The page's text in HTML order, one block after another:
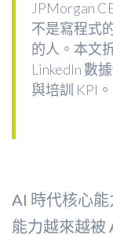
JPMorgan
不是寫程式
的人。本文
LinkedIn 數
與培訓 KPI。
AI 時代核心
能力越來越被